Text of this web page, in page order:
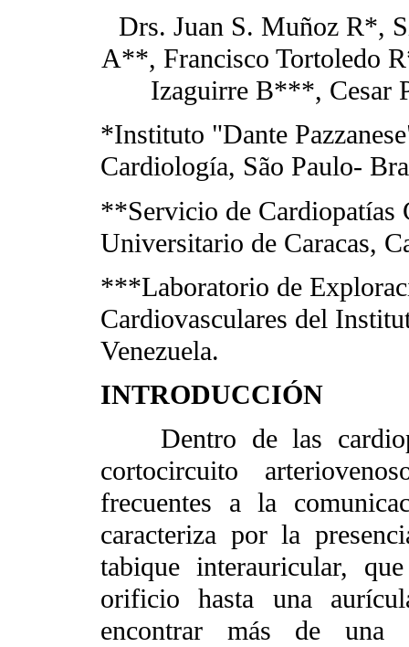
Drs. Juan S. Muñoz R*,
A**, Francisco Tortoledo
Izaguirre B***, Cesar
*Instituto "Dante
Cardiología, São Paulo-
**Servicio de Cardiopatías
Universitario de Caracas,
***Laboratorio de
Cardiovasculares del
Venezuela.
INTRODUCCIÓN
Dentro de las
cortocircuito
frecuentes a la
caracteriza por la
tabique interauricular,
orificio hasta una
encontrar más de una